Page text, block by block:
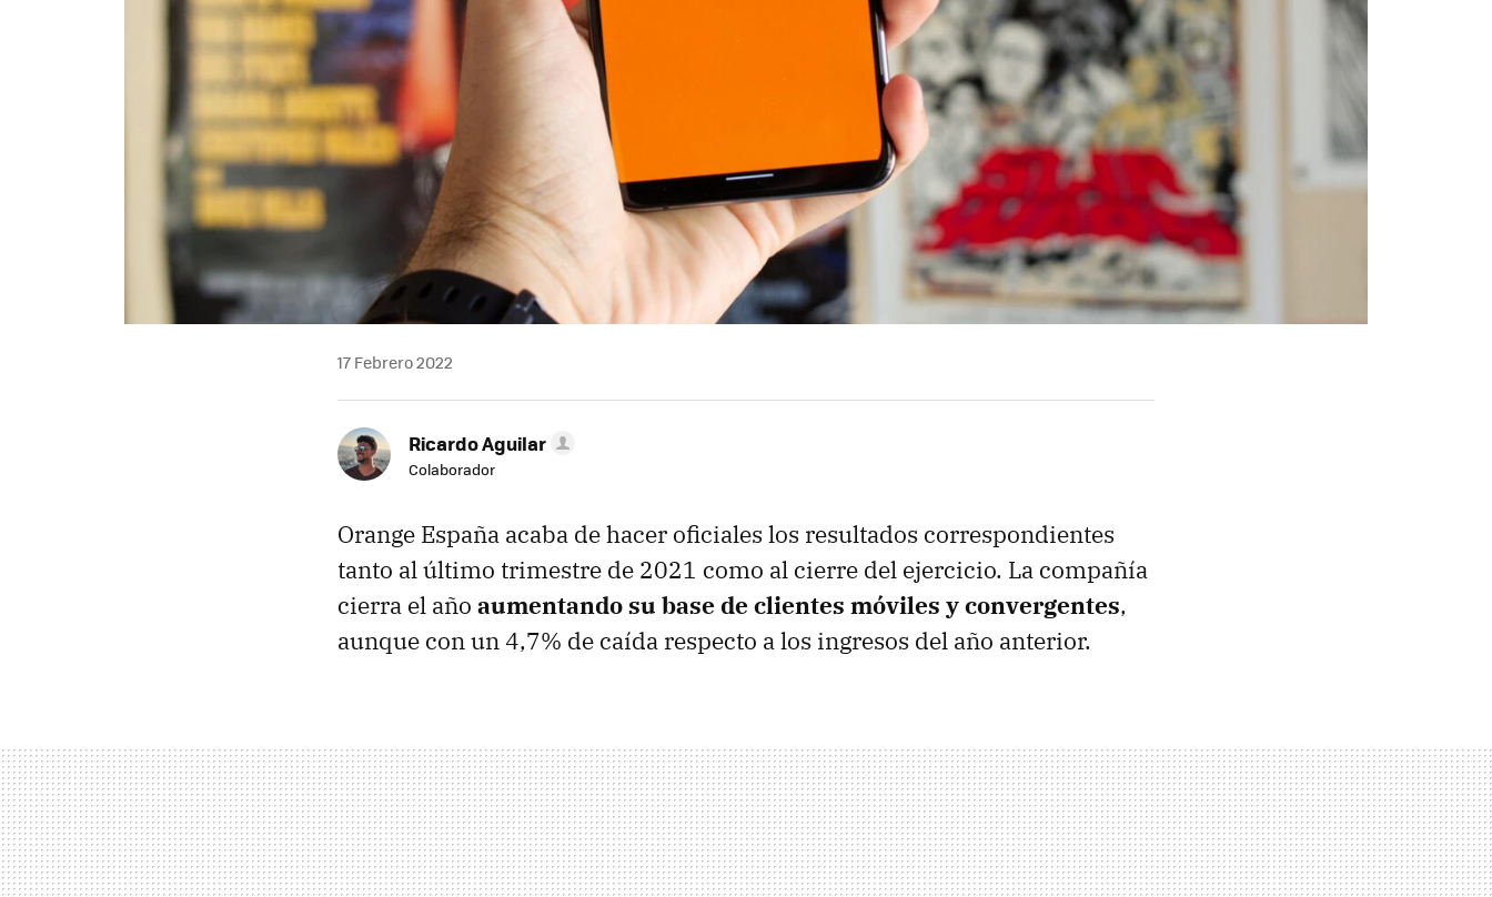
17 Febrero 2022
Ricardo Aguilar
Colaborador
Orange España acaba de hacer oficiales los resultados correspondientes
tanto al último trimestre de 2021 como al cierre del ejercicio. La compañía
cierra el año aumentando su base de clientes móviles y convergentes,
aunque con un 4,7% de caída respecto a los ingresos del año anterior.